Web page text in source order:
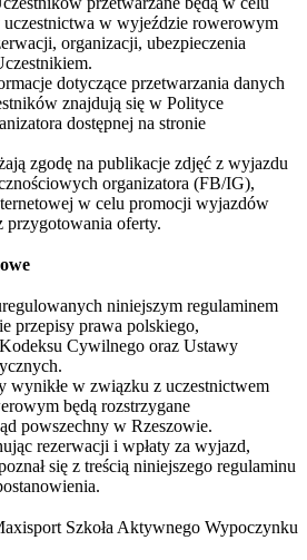
w wyjeździe rowerowym
organizacji, ubezpieczenia
dotyczące przetwarzania danych
znajdują się w Polityce
dostępnej na stronie
zgodę na publikacje zdjęć z wyjazdu
organizatora (FB/IG),
w celu promocji wyjazdów
przygotowania oferty.
niniejszym regulaminem
przepisy prawa polskiego,
Cywilnego oraz Ustawy
wynikłe w związku z uczestnictwem
będą rozstrzygane
powszechny w Rzeszowie.
rezerwacji i wpłaty za wyjazd,
się z treścią niniejszego regulaminu
Szkoła Aktywnego Wypoczynku